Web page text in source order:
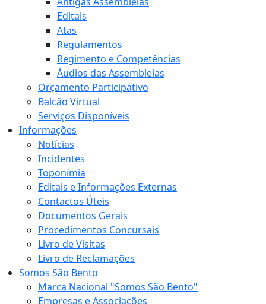
Editais
Atas
Regulamentos
Regimento e Competências
Áudios das Assembleias
Orçamento Participativo
Balcão Virtual
Serviços Disponíveis
Informações
Notícias
Incidentes
Toponímia
Editais e Informações Externas
Contactos Úteis
Documentos Gerais
Procedimentos Concursais
Livro de Visitas
Livro de Reclamações
Somos São Bento
Marca Nacional "Somos São Bento"
Empresas e Associações